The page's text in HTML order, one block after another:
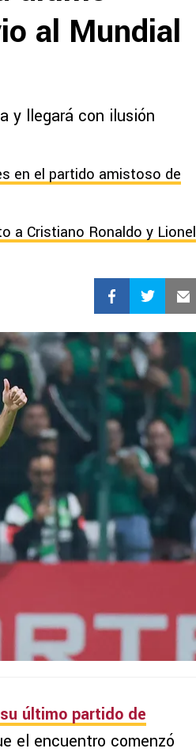
al Mundial
y llegará con ilusión
en el partido amistoso de
a Cristiano Ronaldo y Lionel
último partido de
el encuentro comenzó